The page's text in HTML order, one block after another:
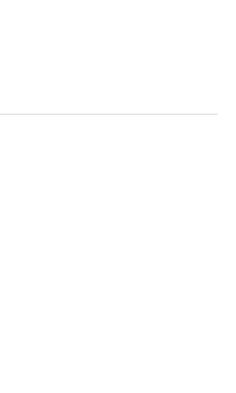
Peru